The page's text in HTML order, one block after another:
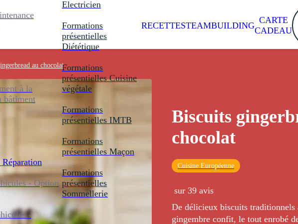
à la
bâtiment
- Option
-
Electricien
Formations
présentielles
Diététique
Formations
présentielles Cuisine
végétale
Formations
présentielles IMTB
Formations
présentielles Maçon
Formations
présentielles
Sommellerie
RECETTESTEAMBUILDING
CARTE
CADEAU
au chocolat
Biscuits
chocolat
Cuisine Européenne
sur 39 avis
De délicieux biscuits traditionnels
gingembre confit, le tout enrobé